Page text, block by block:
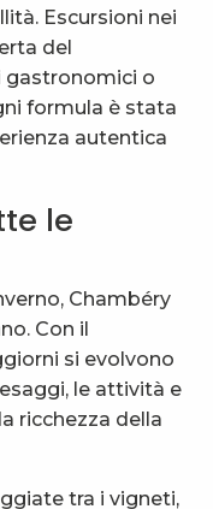
Escursioni nei
del
gastronomici o
formula è stata
autentica
le
Chambéry
Con il
si evolvono
le attività e
ricchezza della
tra i vigneti,